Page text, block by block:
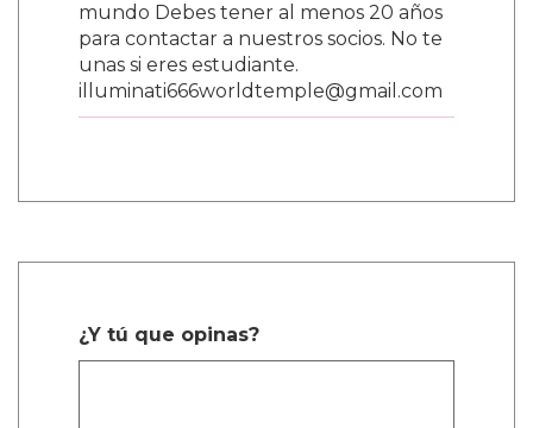
mundo Debes tener al menos 20 años
para contactar a nuestros socios. No te
unas si eres estudiante.
illuminati666worldtemple@gmail.com
¿Y tú que opinas?